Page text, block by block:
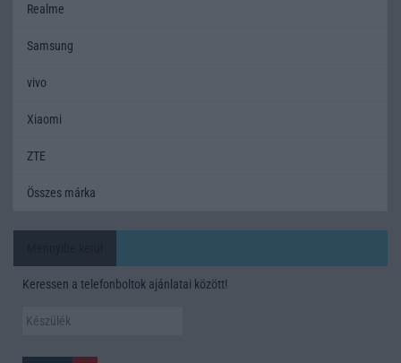
Realme
Samsung
vivo
Xiaomi
ZTE
Összes márka
Keressen a telefonboltok ajánlatai között!